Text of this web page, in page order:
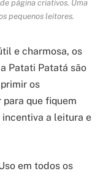
página criativos. Uma
pequenos leitores.
e charmosa, os
Patati Patatá são
os
que fiquem
incentiva a leitura e
em todos os